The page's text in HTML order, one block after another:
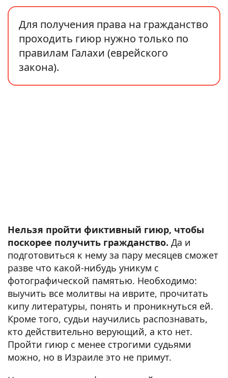
Для получения права на гражданство
проходить гиюр нужно только по
правилам Галахи (еврейского
закона).
Нельзя пройти фиктивный гиюр, чтобы
поскорее получить гражданство. Да и
подготовиться к нему за пару месяцев сможет
разве что какой-нибудь уникум с
фотографической памятью. Необходимо:
выучить все молитвы на иврите, прочитать
кипу литературы, понять и проникнуться ей.
Кроме того, судьи научились распознавать,
кто действительно верующий, а кто нет.
Пройти гиюр с менее строгими судьями
можно, но в Израиле это не примут.